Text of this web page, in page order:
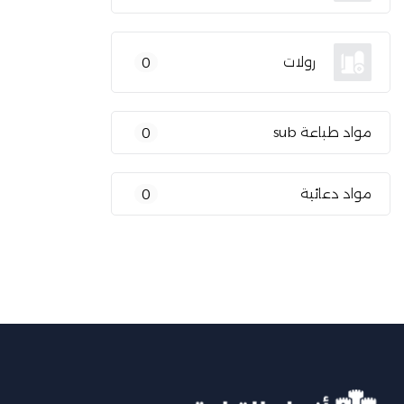
رولات 0
مواد طباعة sub 0
مواد دعائية 0